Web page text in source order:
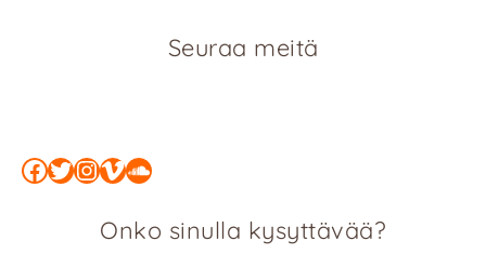
Seuraa meitä
Facebook
Twitter
Instagram
Vimeo
SoundCloud
Onko sinulla kysyttävää?